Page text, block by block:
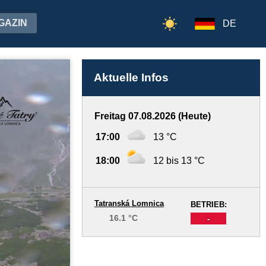
DE
Aktuelle Infos
Freitag 07.08.2026 (Heute)
17:00 13 °C
18:00 12 bis 13 °C
BETRIEB:
-
Tatranská Lomnica
16.1 °C